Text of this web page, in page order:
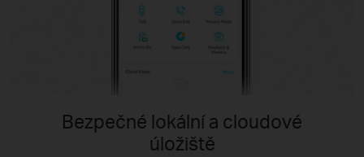
Bezpečné lokální a cloudové
úložiště